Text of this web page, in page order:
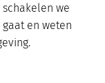
we
en weten